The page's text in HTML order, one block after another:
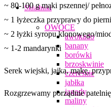
Składniki
OWOCE
awokado
banany
borówki
brzoskwinie
czereśnie
jabłka
jagody
maliny
~ 80-100 g mąki pszennej/
~ 1 łyżeczka przyprawy do
~ 2 łyżki syropu klonowego/
~ 1-2 mandarynki
Serek wiejski, jajka, mąkę,
Rozgrzewamy porządnie